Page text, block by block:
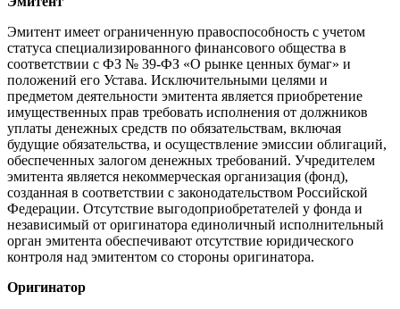
Эмитент имеет ограниченную правоспособность с учетом
статуса специализированного финансового общества в
соответствии с ФЗ № 39-ФЗ «О рынке ценных бумаг» и
положений его Устава. Исключительными целями и
предметом деятельности эмитента является приобретение
имущественных прав требовать исполнения от должников
уплаты денежных средств по обязательствам, включая
будущие обязательства, и осуществление эмиссии облигаций,
обеспеченных залогом денежных требований. Учредителем
эмитента является некоммерческая организация (фонд),
созданная в соответствии с законодательством Российской
Федерации. Отсутствие выгодоприобретателей у фонда и
независимый от оригинатора единоличный исполнительный
орган эмитента обеспечивают отсутствие юридического
контроля над эмитентом со стороны оригинатора.
Оригинатор